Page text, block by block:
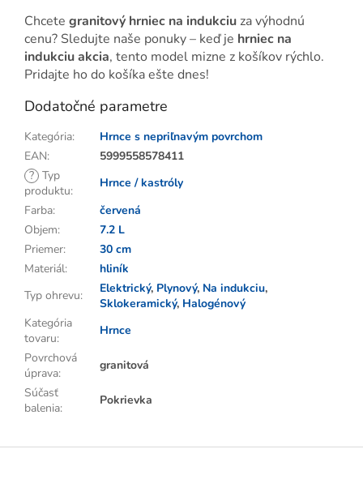
Chcete granitový hrniec na indukciu za výhodnú
cenu? Sledujte naše ponuky – keď je hrniec na
indukciu akcia, tento model mizne z košíkov rýchlo.
Pridajte ho do košíka ešte dnes!
Dodatočné parametre
Kategória:
Hrnce s nepriľnavým povrchom
EAN:
5999558578411
? Typ
produktu:
Hrnce / kastróly
Farba:
červená
Objem:
7.2 L
Priemer:
30 cm
Materiál:
hliník
Typ ohrevu: Elektrický, Plynový, Na indukciu,
Sklokeramický, Halogénový
Kategória
tovaru:
Hrnce
Povrchová
úprava:
granitová
Súčasť
balenia:
Pokrievka
Z